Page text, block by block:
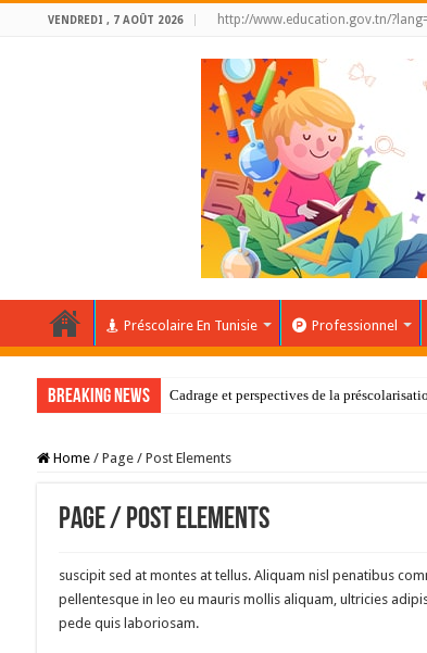
VENDREDI , 7 AOÛT 2026 http://www.education.gov.tn/
Préscolaire En Tunisie Professionnel
Breaking News Cadrage et perspectives de la
Home / Page / Post Elements
Page / Post Elements
suscipit sed at montes at tellus. Aliquam nisl penatibus
pellentesque in leo eu mauris mollis aliquam, ultricies
pede quis laboriosam.